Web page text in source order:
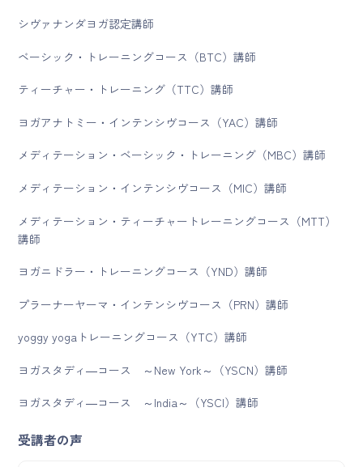
シヴァナンダヨガ認定講師
ベーシック・トレーニングコース（BTC）講師
ティーチャー・トレーニング（TTC）講師
ヨガアナトミー・インテンシヴコース（YAC）講師
メディテーション・ベーシック・トレーニング（MBC）講師
メディテーション・インテンシヴコース（MIC）講師
メディテーション・ティーチャートレーニングコース（MTT）
講師
ヨガニドラー・トレーニングコース（YND）講師
プラーナーヤーマ・インテンシヴコース（PRN）講師
yoggy yogaトレーニングコース（YTC）講師
ヨガスタディ―コース ～New York～（YSCN）講師
ヨガスタディ―コース ～India～（YSCI）講師
受講者の声